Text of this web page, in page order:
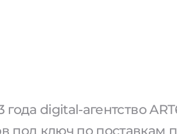
года digital-агентство
под ключ по поставкам